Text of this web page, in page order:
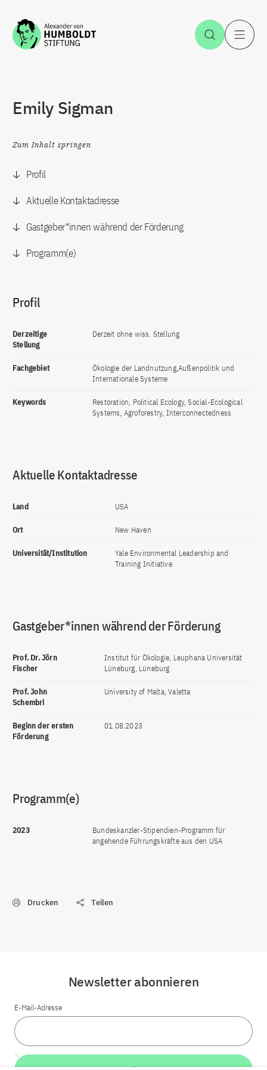
Zum Inhalt springen Suche
Emily Sigman
Zum Inhalt springen
Profil
Aktuelle Kontaktadresse
Gastgeber*innen während der Förderung
Programm(e)
Profil
Derzeitige
Stellung
Derzeit ohne wiss. Stellung
Fachgebiet
Ökologie der Landnutzung,Außenpolitik und
Internationale Systeme
Keywords
Restoration, Political Ecology, Social-Ecological
Systems, Agroforestry, Interconnectedness
Aktuelle Kontaktadresse
Land USA
Ort New Haven
Universität/Institution
Yale Environmental Leadership and
Training Initiative
Gastgeber*innen während der Förderung
Prof. Dr. Jörn
Fischer
Institut für Ökologie, Leuphana Universität
Lüneburg, Lüneburg
Prof. John
Schembri
University of Malta, Valetta
Beginn der ersten
Förderung
01.08.2023
Programm(e)
2023
Bundeskanzler-Stipendien-Programm für
angehende Führungskräfte aus den USA
Drucken Teilen
Newsletter abonnieren
E-Mail-Adresse